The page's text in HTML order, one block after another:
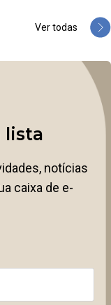
Ver todas
lista
notícias
caixa de e-